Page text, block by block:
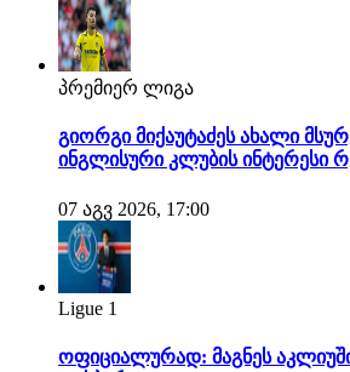
პრემიერ ლიგა
გიორგი მიქაუტაძეს ახალი
ინგლისური კლუბის ინტერესი
07 აგვ 2026, 17:00
Ligue 1
ოფიციალურად: მაგნეს